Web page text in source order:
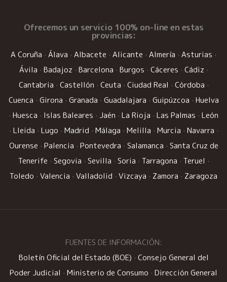
Ofrecemos un servicio 100% on-line en estas
provincias:
A Coruña · Álava · Albacete · Alicante · Almería · Asturias ·
Ávila · Badajoz · Barcelona · Burgos · Cáceres · Cádiz ·
Cantabria · Castellón · Ceuta · Ciudad Real · Córdoba ·
Cuenca · Girona · Granada · Guadalajara · Guipúzcoa · Huelva
· Huesca · Islas Baleares · Jaén · La Rioja · Las Palmas · León
· Lleida · Lugo · Madrid · Málaga · Melilla · Murcia · Navarra ·
Ourense · Palencia · Pontevedra · Salamanca · Santa Cruz de
Tenerife · Segovia · Sevilla · Soria · Tarragona · Teruel ·
Toledo · Valencia · Valladolid · Vizcaya · Zamora · Zaragoza
FUENTES DE INFORMACIÓN:
Boletín Oficial del Estado (BOE) · Consejo General del
Poder Judicial · Ministerio de Consumo · Dirección General